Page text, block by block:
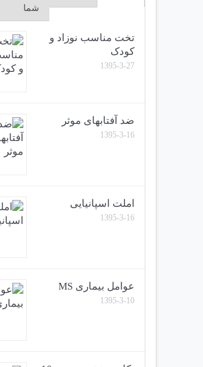
شما
تخت مناسب نوزاد و
کودک
1395-3-27
ضد آفتابهای موثر
1395-3-16
املت اسپانیایی
1395-3-16
عوامل بیماری MS
1395-3-10